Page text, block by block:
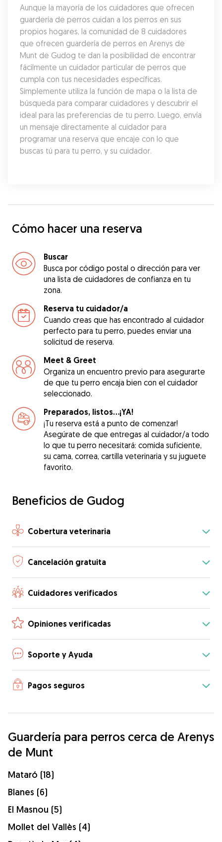
Aunque la mayoría de los cuidadores que ofrecen
guardería de perros cuidan a los perros en sus
propios hogares, la comunidad de 8 cuidadores
que ofrecen guardería de perros en Arenys de
Munt de Gudog te dan la posibilidad de encontrar
fácilmente un cuidador particular de perros que
cumpla con tus necesidades específicas.
Simplemente utiliza la función de mapa o la lista de
búsqueda para comparar cuidadores y descubrir el
ideal para las preferencias de tu perro. Luego, envía
un mensaje directamente al cuidador para
programar una reserva que encaje con lo que
buscas tú para tu perro, y su cuidador.
Cómo hacer una reserva
Buscar
Busca por código postal o dirección para ver
una lista de cuidadores de confianza en tu
zona.
Reserva tu cuidador/a
Cuando creas que has encontrado al cuidador
perfecto para tu perro, puedes enviar una
solicitud de reserva.
Meet & Greet
Organiza un encuentro previo para asegurarte
de que tu perro encaja bien con el cuidador
seleccionado.
Preparados, listos...¡YA!
¡Tu reserva está a punto de comenzar!
Asegúrate de que entregas al cuidador/a todo
lo que tu perro necesitará: comida suficiente,
su cama, correa, cartilla veterinaria y su juguete
favorito.
Beneficios de Gudog
Cobertura veterinaria
Cancelación gratuita
Cuidadores verificados
Opiniones verificadas
Soporte y Ayuda
Pagos seguros
Guardería para perros cerca de Arenys
de Munt
Mataró (18)
Blanes (6)
El Masnou (5)
Mollet del Vallès (4)